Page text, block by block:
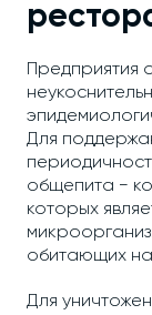
Предприятия
Для
общепита −
которых
обитающих на
Для